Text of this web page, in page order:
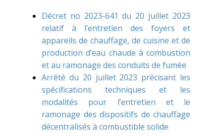
Décret no 2023-641 du 20 juillet 2023
relatif à l’entretien des foyers et
appareils de chauffage, de cuisine et de
production d’eau chaude à combustion
et au ramonage des conduits de fumée
Arrêté du 20 juillet 2023 précisant les
spécifications techniques et les
modalités pour l’entretien et le
ramonage des dispositifs de chauffage
décentralisés à combustible solide